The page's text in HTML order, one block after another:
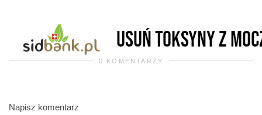
0 KOMENTARZY
Napisz komentarz